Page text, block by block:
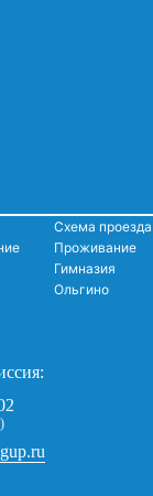
Схема проезда
Проживание
Гимназия
Ольгино